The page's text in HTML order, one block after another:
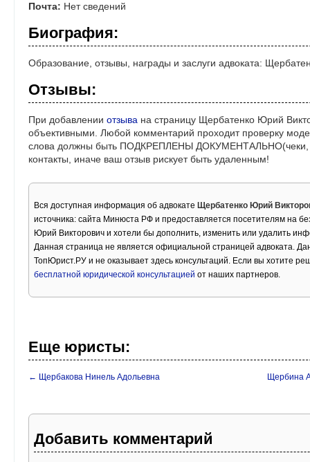
Почта: Нет сведений
Биография:
Образование, отзывы, награды и заслуги адвоката:
Отзывы:
При добавлении отзыва на страницу Щербатенко Юрий
объективными. Любой комментарий проходит проверку
слова должны быть ПОДКРЕПЛЕНЫ ДОКУМЕНТАЛЬНО(чеки,
контакты, иначе ваш отзыв рискует быть удаленным!
Вся доступная информация об адвокате Щербатенко Юрий
источника: сайта Минюста РФ и предоставляется посетителям на
Юрий Викторович и хотели бы дополнить, изменить или удалить
Данная страница не является официальной страницей адвоката.
ТопЮрист.РУ и не оказывает здесь консультаций. Если вы хотите
бесплатной юридической консультацией от наших партнеров.
Еще юристы:
← Щербакова Нинель Адольевна Щербина
Добавить комментарий